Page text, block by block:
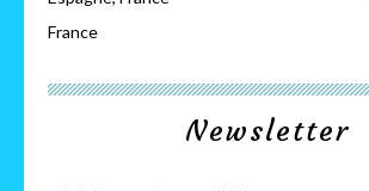
Newsletter
France